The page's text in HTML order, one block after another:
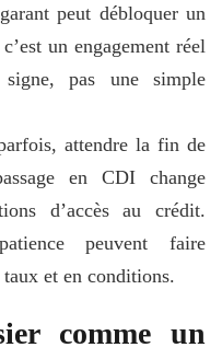
peut débloquer un
un engagement réel
pas une simple
attendre la fin de
en CDI change
d’accès au crédit.
peuvent faire
et en conditions.
comme un